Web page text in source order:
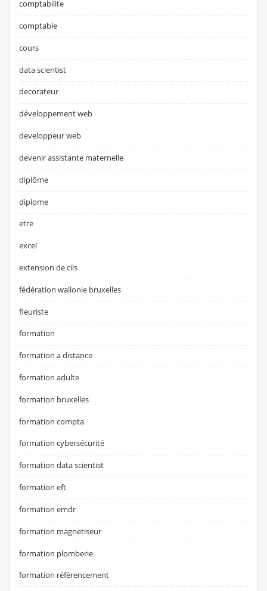
comptabilite
comptable
cours
data scientist
decorateur
développement web
developpeur web
devenir assistante maternelle
diplôme
diplome
etre
excel
extension de cils
fédération wallonie bruxelles
fleuriste
formation
formation a distance
formation adulte
formation bruxelles
formation compta
formation cybersécurité
formation data scientist
formation eft
formation emdr
formation magnetiseur
formation plomberie
formation référencement